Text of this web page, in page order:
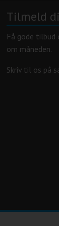
Tilmeld
Få gode tilbud
om måneden.
Skriv til os på